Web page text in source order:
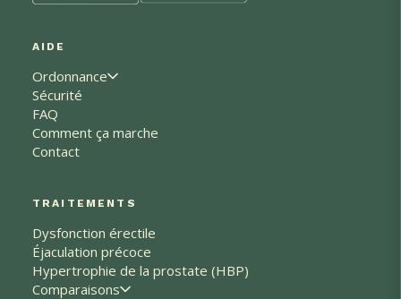
AIDE
Ordonnance
Sécurité
FAQ
Comment ça marche
Contact
TRAITEMENTS
Dysfonction érectile
Éjaculation précoce
Hypertrophie de la prostate (HBP)
Comparaisons